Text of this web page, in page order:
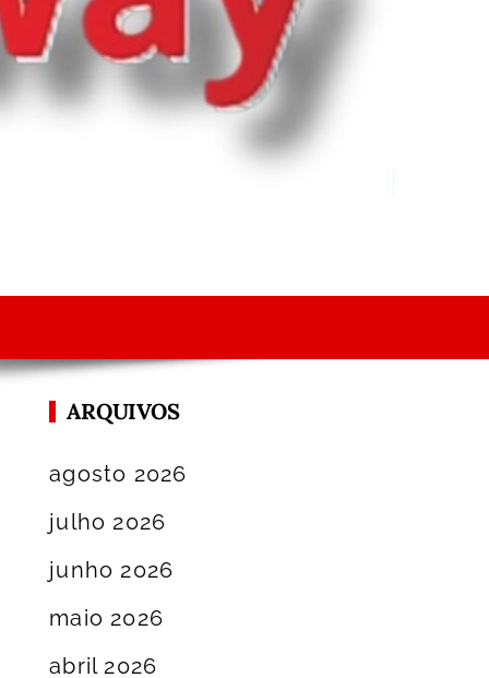
ARQUIVOS
agosto 2026
julho 2026
junho 2026
maio 2026
abril 2026